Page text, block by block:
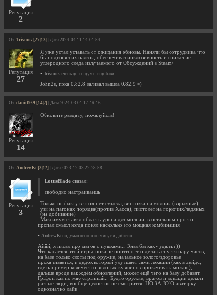
Репутация
2
От: Trismos [27|13] | Дата 2024-04-11 14:01:54
Репутация
27
Я уже устал уставать от ожидания обновы. Наняли бы сотрудника что
бы подгонял их палкой, обеспечивал инклюзивность и снижение
углеродного следа излучаемого от Обсуждений в Steam/
• Trismos очень долго думал и добавил:
John2s, пока 0.82.8 заливал вышла 0.82.9 =)
От: daniil989 [14|7] | Дата 2024-03-01 17:16:16
Репутация
14
Обновите раздачу, пожалуйста!
От: AndrewKt [3|12] | Дата 2023-12-03 22:28:58
Репутация
3
LotusBlade сказал:
свободно настраиваешь
Только по факту в этом нет смысла, винтовка на молнии (взрывные),
узи на патонах порядка(против Хаоса), пистолет на горючих/ледяных
(на добивание)
Максимум ставил область урона для молнии, в остальном просто
пропал смысл когда понял насколько это мощная комбинация
• AndrewKt подумал несколько минут и добавил:
Аййй, я писал про магов с пушками... Знал бы как - удалил ))
Что касается этой игры, пока не понятно что делать спустя пару часов,
на базе только слоты под оружие, начальное золото/здоровье
прокачивается, и дедок который улучшает сами локации (как в хейдс,
где например количество золотых кувшинов прокачивать можно),
дальше вроде как ждём обновлений, может ещё чего на базу добавят.
Графон как по мне странный... Будто оружие, врагов и локации делали
разные люди, вообще целостно не смотрится. НО ЗА JOJO аватарку
однозначно лайк